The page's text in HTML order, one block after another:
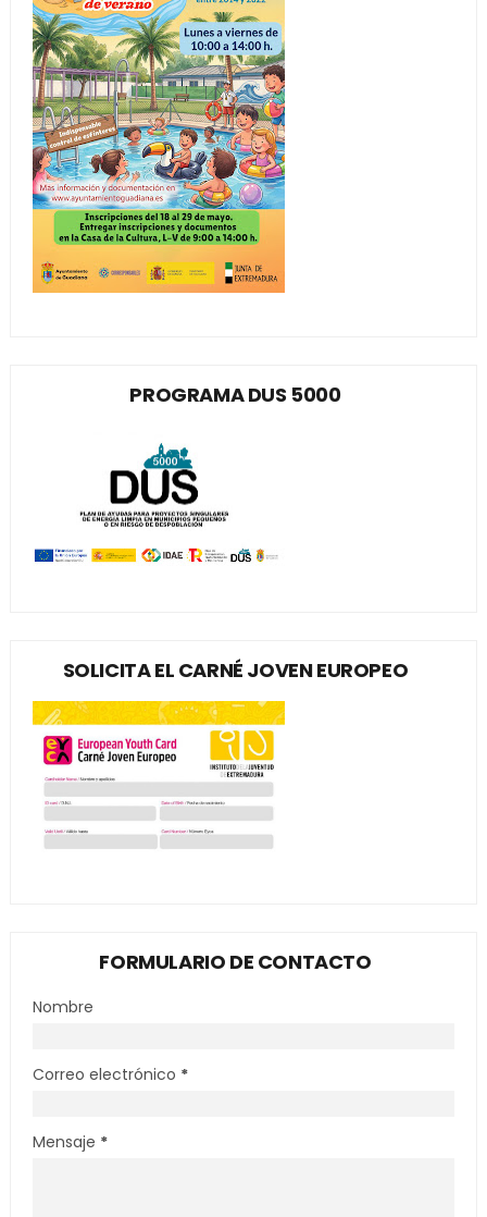
PROGRAMA DUS 5000
SOLICITA EL CARNÉ JOVEN EUROPEO
FORMULARIO DE CONTACTO
Nombre
Correo electrónico *
Mensaje *